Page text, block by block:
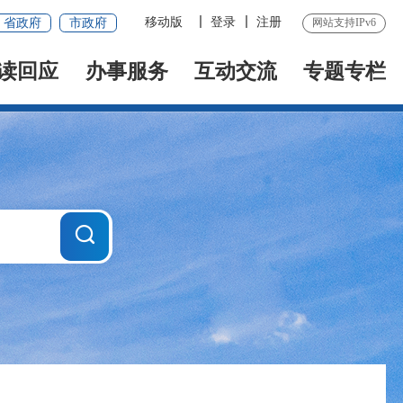
省政府 市政府 移动版 登录 注册 网站支持IPv6
回应 办事服务 互动交流 专题专栏